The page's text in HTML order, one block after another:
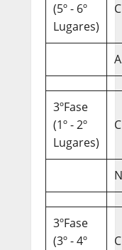
(5º - 6º
Lugares)
3ºFase
(1º - 2º
Lugares)
3ºFase
(3º - 4º